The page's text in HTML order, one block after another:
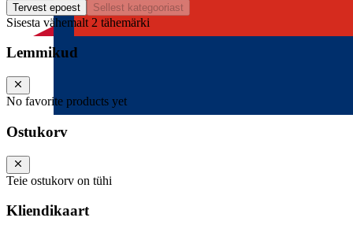
Tervest epoest Sellest kategooriast
Sisesta vähemalt 2 tähemärki
Lemmikud
No favorite products yet
Ostukorv
Teie ostukorv on tühi
Kliendikaart